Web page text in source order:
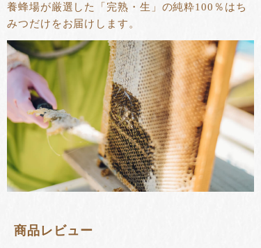
養蜂場が厳選した「完熟・生」の純粋100％はち
みつだけをお届けします。
商品レビュー